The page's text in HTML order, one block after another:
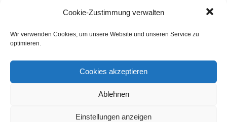
Cookie-Zustimmung verwalten
Wir verwenden Cookies, um unsere Website und unseren Service zu
optimieren.
Cookies akzeptieren
Ablehnen
Einstellungen anzeigen